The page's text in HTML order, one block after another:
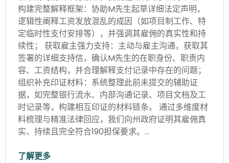
构建完整解释框架：协助M先生起草详细法定声明，
逻辑性阐释工资发放混乱的成因（如项目制工作、特
定临时性支付安排等），并强调其雇佣的真实性和持
续性； 获取雇主强力支持：主动与雇主沟通，获取其
签署的详细支持信，确认M先生的在职身份、职责内
容、工资结构，并合理解释支付记录中存在的问题；
组织补充印证材料：系统整理此前未提交的辅助证
据，如完整银行流水、内部沟通记录、项目文档及工
时记录等，构建相互印证的材料链条。 通过多维度材
料梳理与精准法律回应，我们向州政府证明其雇佣真
实、持续且完全符合190担保要求。…
了解更多